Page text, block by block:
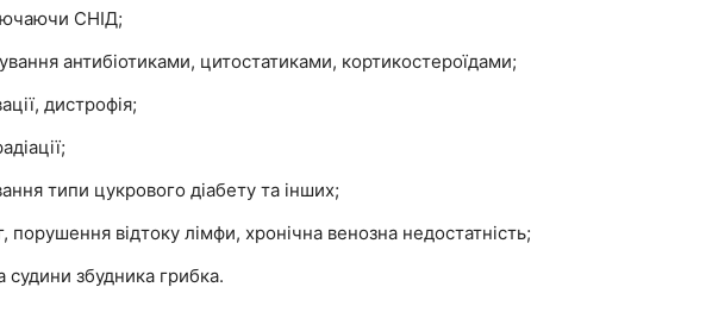
СНІД;
антибіотиками, цитостатиками, кортикостероїдами;
дистрофія;
типи цукрового діабету та інших;
порушення відтоку лімфи, хронічна венозна недостатність;
судини збудника грибка.